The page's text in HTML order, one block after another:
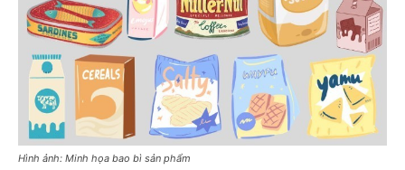
Hình ảnh: Minh họa bao bì sản phẩm